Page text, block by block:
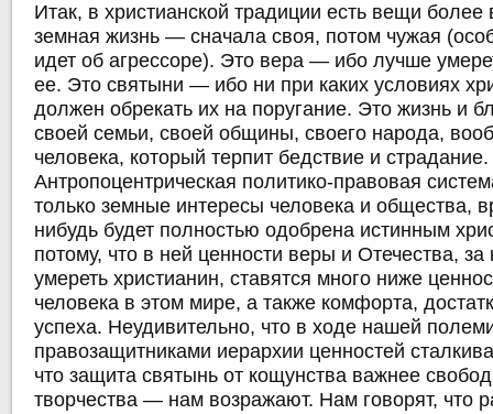
Итак, в христианской традиции есть вещи
земная жизнь — сначала своя, потом чужая
идет об агрессоре). Это вера — ибо лучше
ее. Это святыни — ибо ни при каких условиях
должен обрекать их на поругание. Это жизнь и
своей семьи, своей общины, своего народа,
человека, который терпит бедствие и страдание.
Антропоцентрическая политико-правовая
только земные интересы человека и общества,
нибудь будет полностью одобрена истинным
потому, что в ней ценности веры и Отечества,
умереть христианин, ставятся много ниже
человека в этом мире, а также комфорта,
успеха. Неудивительно, что в ходе нашей
правозащитниками иерархии ценностей
что защита святынь от кощунства важнее
творчества — нам возражают. Нам говорят, что